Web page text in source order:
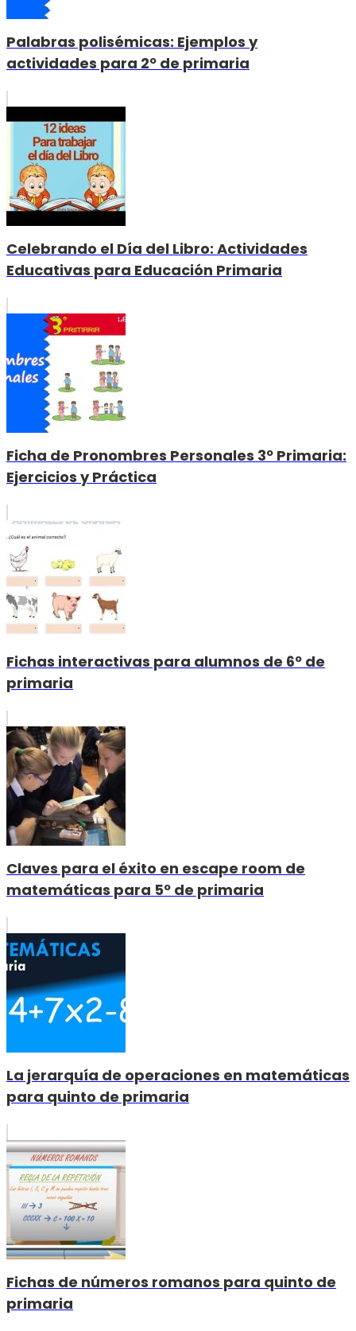
Palabras polisémicas: Ejemplos y
actividades para 2º de primaria
Celebrando el Día del Libro: Actividades
Educativas para Educación Primaria
Ficha de Pronombres Personales 3º Primaria:
Ejercicios y Práctica
Fichas interactivas para alumnos de 6º de
primaria
Claves para el éxito en escape room de
matemáticas para 5º de primaria
La jerarquía de operaciones en matemáticas
para quinto de primaria
Fichas de números romanos para quinto de
primaria